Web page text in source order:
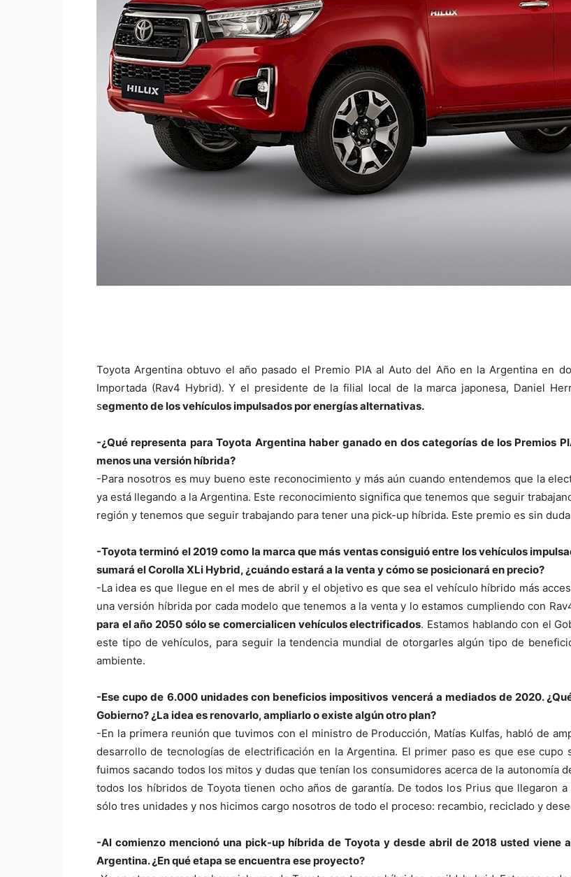
Toyota Argentina obtuvo el año pasado el Premio PIA al Auto del Año en la Argentina en
Importada (Rav4 Hybrid). Y el presidente de la filial local de la marca japonesa, Daniel
segmento de los vehículos impulsados por energías alternativas.
-¿Qué representa para Toyota Argentina haber ganado en dos categorías de los Premios
menos una versión híbrida?
-Para nosotros es muy bueno este reconocimiento y más aún cuando entendemos que la
ya está llegando a la Argentina. Este reconocimiento significa que tenemos que seguir
región y tenemos que seguir trabajando para tener una pick-up híbrida. Este premio es sin
-Toyota terminó el 2019 como la marca que más ventas consiguió entre los vehículos
sumará el Corolla XLi Hybrid, ¿cuándo estará a la venta y cómo se posicionará en precio?
-La idea es que llegue en el mes de abril y el objetivo es que sea el vehículo híbrido más
una versión híbrida por cada modelo que tenemos a la venta y lo estamos cumpliendo con
para el año 2050 sólo se comercialicen vehículos electrificados. Estamos hablando con el
este tipo de vehículos, para seguir la tendencia mundial de otorgarles algún tipo de
ambiente.
-Ese cupo de 6.000 unidades con beneficios impositivos vencerá a mediados de 2020.
Gobierno? ¿La idea es renovarlo, ampliarlo o existe algún otro plan?
-En la primera reunión que tuvimos con el ministro de Producción, Matías Kulfas, habló de
desarrollo de tecnologías de electrificación en la Argentina. El primer paso es que ese cupo
fuimos sacando todos los mitos y dudas que tenían los consumidores acerca de la autonomía
todos los híbridos de Toyota tienen ocho años de garantía. De todos los Prius que llegaron
sólo tres unidades y nos hicimos cargo nosotros de todo el proceso: recambio, reciclado y
-Al comienzo mencionó una pick-up híbrida de Toyota y desde abril de 2018 usted viene
Argentina. ¿En qué etapa se encuentra ese proyecto?